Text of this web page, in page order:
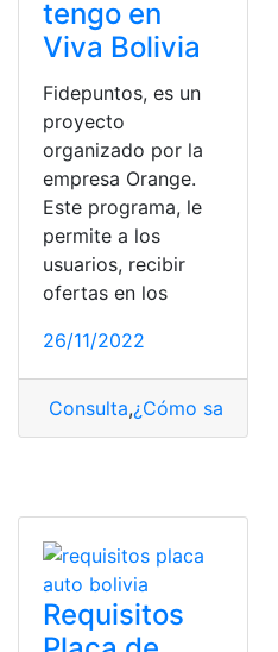
tengo en
Viva Bolivia
Fidepuntos, es un
proyecto
organizado por la
empresa Orange.
Este programa, le
permite a los
usuarios, recibir
ofertas en los
26/11/2022
Consulta,¿Cómo saber?
Requisitos